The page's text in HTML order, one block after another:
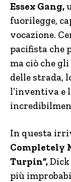
Essex Gang,
fuorilegge,
vocazione.
pacifista che
ma ciò che
delle strada,
l’inventiva e
In questa
Completely
Turpin”,
più